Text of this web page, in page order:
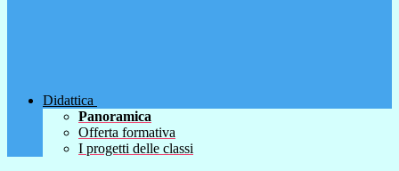
Didattica
Panoramica
Offerta formativa
I progetti delle classi